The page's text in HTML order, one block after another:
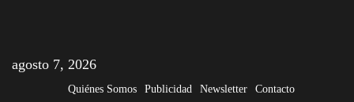
agosto 7, 2026
Quiénes Somos Publicidad Newsletter Contacto